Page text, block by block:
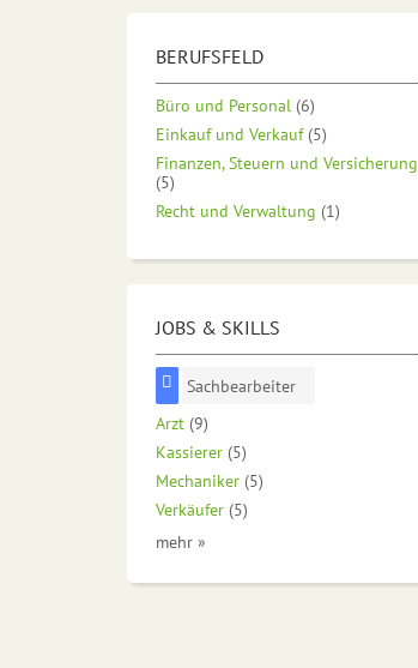
BERUFSFELD
Büro und Personal (6)
Einkauf und Verkauf (5)
Finanzen, Steuern und Versicherung
(5)
Recht und Verwaltung (1)
JOBS & SKILLS
Sachbearbeiter
Arzt (9)
Kassierer (5)
Mechaniker (5)
Verkäufer (5)
mehr »